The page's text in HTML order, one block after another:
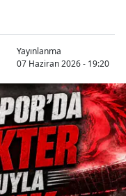
Yayınlanma
07 Haziran 2026 - 19:20